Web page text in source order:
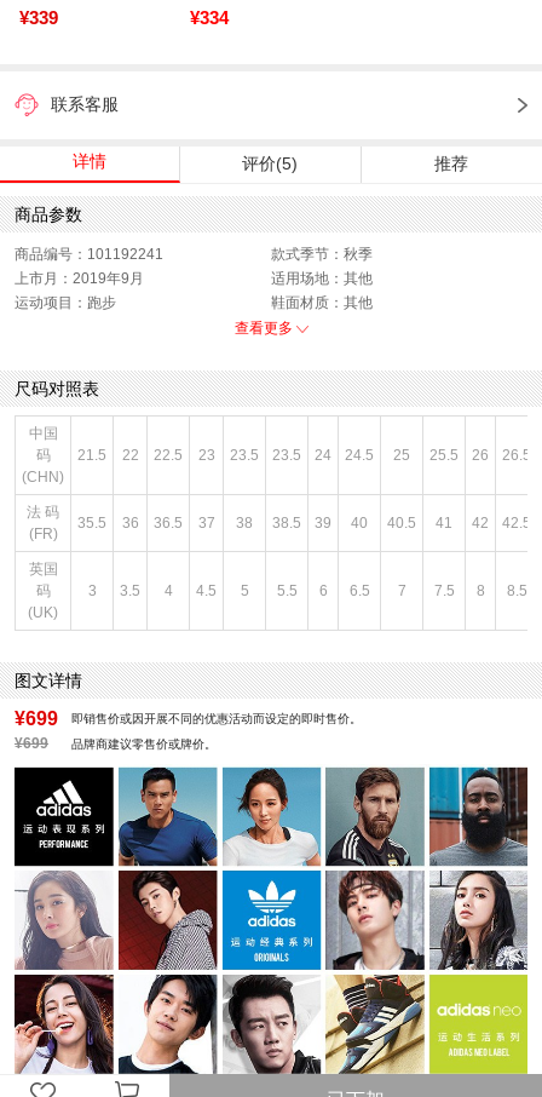
¥339 ¥334
联系客服
详情 评价(5) 推荐
商品参数
商品编号：101192241
款式季节：秋季
上市月：2019年9月
适用场地：其他
运动项目：跑步
鞋面材质：其他
适用场合：跑步
性别：男子
货品来源：招商
渠道划分：线下同步
鞋帮：低帮
鞋底材质：其他
主要功能：透气
闭合方式：系带
查看更多
尺码对照表
中国
码
(CHN)
21.5 22 22.5 23 23.5 23.5 24 24.5 25 25.5 26 26.5
法 码
(FR)
35.5 36 36.5 37 38 38.5 39 40 40.5 41 42 42.5
英国
码
(UK)
3 3.5 4 4.5 5 5.5 6 6.5 7 7.5 8 8.5
图文详情
¥699 即销售价或因开展不同的优惠活动而设定的即时售价。
¥699 品牌商建议零售价或牌价。